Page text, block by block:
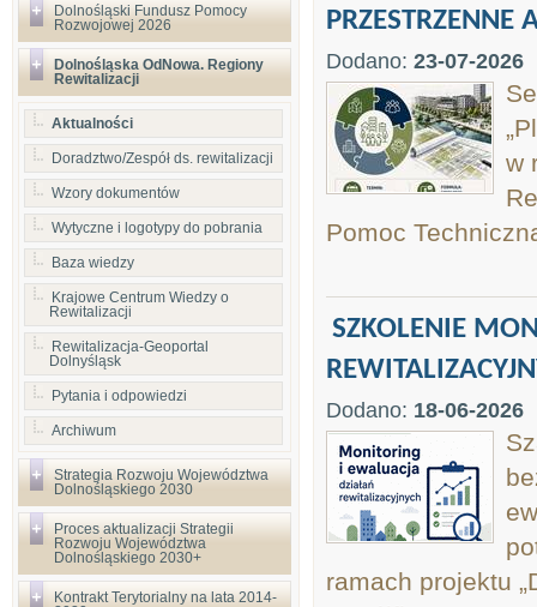
Dolnośląski Fundusz Pomocy
Rozwojowej 2026
Dolnośląska OdNowa. Regiony
Rewitalizacji
Aktualności
Doradztwo/Zespół ds. rewitalizacji
Wzory dokumentów
Wytyczne i logotypy do pobrania
Baza wiedzy
Krajowe Centrum Wiedzy o
Rewitalizacji
Rewitalizacja-Geoportal
Dolnyśląsk
Pytania i odpowiedzi
Archiwum
Strategia Rozwoju Województwa
Dolnośląskiego 2030
Proces aktualizacji Strategii
Rozwoju Województwa
Dolnośląskiego 2030+
Kontrakt Terytorialny na lata 2014-
Dodano: 23-07-2026
w
Pomoc
SZKOLENIE
Dodano: 18-06-2026
ramach projektu